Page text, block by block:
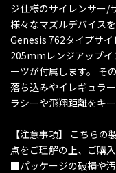
ジ仕様のサイレンサー/
様々なマズルデバイス
Genesis 762タイプサ
205mmレンジアップ
ーツが付属します。 そ
落ち込みやイレギュラ
ラシーや飛翔距離をキ
【注意事項】 こちら
点をご理解の上、ご購
■パッケージの破損や汚